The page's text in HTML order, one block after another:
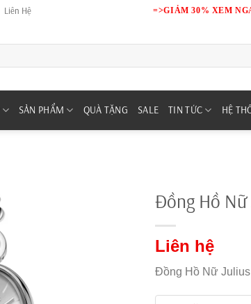
Liên Hệ =>GIẢM 30% XEM
SẢN PHẨM QUÀ TẶNG SALE TIN TỨC HỆ
Đồng Hồ Nữ
Liên hệ
Đồng Hồ Nữ